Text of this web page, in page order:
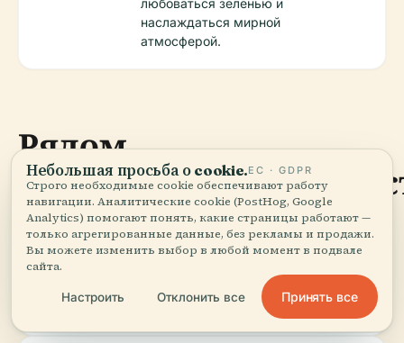
любоваться зеленью и
наслаждаться мирной
атмосферой.
Рядом
Пляж
Челле
Расслабьтесь на песчаных берегах
в нескольких минутах ходьбы от
Небольшая просьба о cookie.ЕС · GDPR
Строго необходимые cookie обеспечивают работу
навигации. Аналитические cookie (PostHog, Google
Analytics) помогают понять, какие страницы работают —
только агрегированные данные, без рекламы и продажи.
Вы можете изменить выбор в любой момент в подвале
сайта.
Настроить Отклонить все Принять все